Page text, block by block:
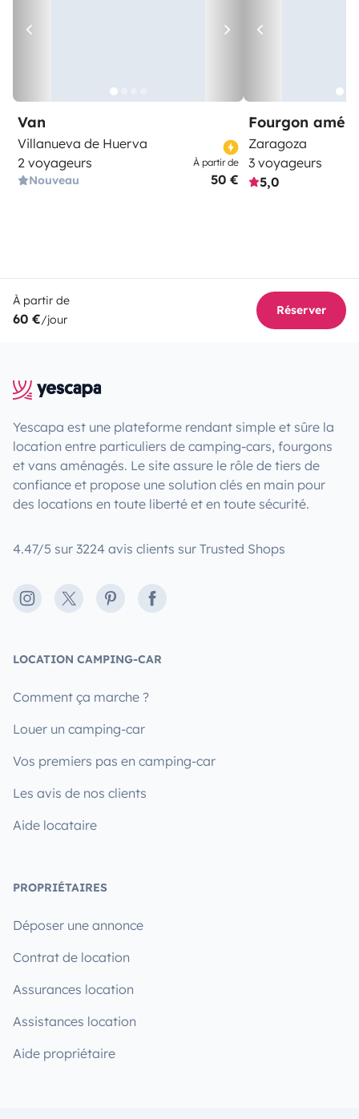
Van
Villanueva de Huerva
2 voyageurs
Nouveau
À partir de
50 €
Fourgon
Zaragoza
3 voyageurs
5,0
À partir de
60 €/jour
Réserver
Yescapa est une plateforme rendant simple et sûre la
location entre particuliers de camping-cars, fourgons
et vans aménagés. Le site assure le rôle de tiers de
confiance et propose une solution clés en main pour
des locations en toute liberté et en toute sécurité.
4.47/5 sur 3224 avis clients sur Trusted Shops
Instagram
X PinterestFacebook
LOCATION CAMPING-CAR
Comment ça marche ?
Louer un camping-car
Vos premiers pas en camping-car
Les avis de nos clients
Aide locataire
PROPRIÉTAIRES
Déposer une annonce
Contrat de location
Assurances location
Assistances location
Aide propriétaire